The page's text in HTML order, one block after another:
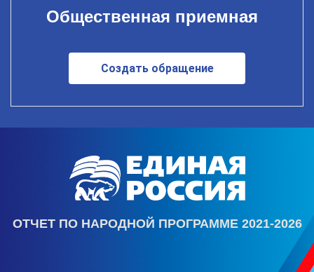
Общественная приемная
Создать обращение
ОТЧЕТ ПО НАРОДНОЙ ПРОГРАММЕ 2021-2026